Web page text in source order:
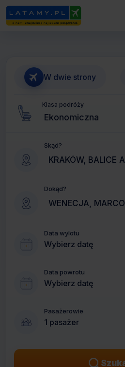
W dwie strony
Klasa podróży
Skąd?
Dokąd?
Data wylotu
Wybierz datę
Data powrotu
Wybierz datę
Pasażerowie
1 pasażer